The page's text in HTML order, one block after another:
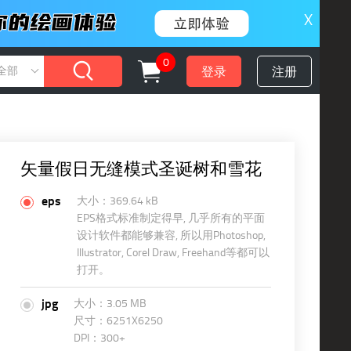
X
部
0
登录 注册
矢量假日无缝模式圣诞树和雪花
eps
大小：369.64 kB
EPS格式标准制定得早, 几乎所有的平面
设计软件都能够兼容, 所以用Photoshop,
Illustrator, Corel Draw, Freehand等都可以
打开。
jpg
大小：3.05 MB
尺寸：6251X6250
DPI：300+